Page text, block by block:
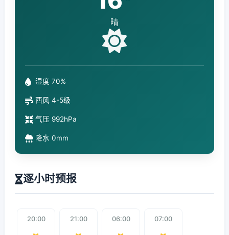
晴
湿度 70%
西风 4-5级
气压 992hPa
降水 0mm
逐小时预报
20:00 21:00 06:00 07:00